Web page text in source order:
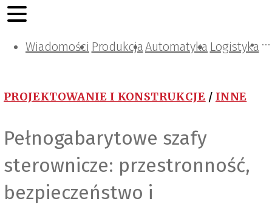
Wiadomości ProdukcjaAutomatyka Logistyka
Projektowanie i konstrukcje
Zarządzanie i IT
Tematy specjalne
PROJEKTOWANIE I KONSTRUKCJE / INNE
Pełnogabarytowe szafy
sterownicze: przestronność,
bezpieczeństwo i